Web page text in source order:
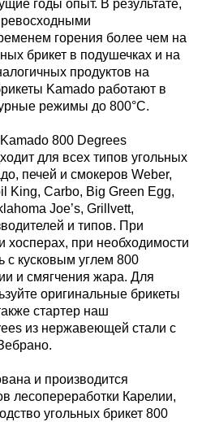
годы опыт. В результате,
горения более чем на
брикет в подушечках и на
продуктов на
Kamado работают в
режимы до 800°C.
800 Degrees
для всех типов угольных
печей и смокеров Weber,
King, Carbo, Big Green Egg,
Joe’s, Grillvett,
и типов. При
хосперах, при необходимости
с кусковым углем 800
и смягчения жара. Для
оригинальные брикеты
стартер наш
из нержавеющей стали с
и производится
лесопереработки Карелии,
угольных брикет 800